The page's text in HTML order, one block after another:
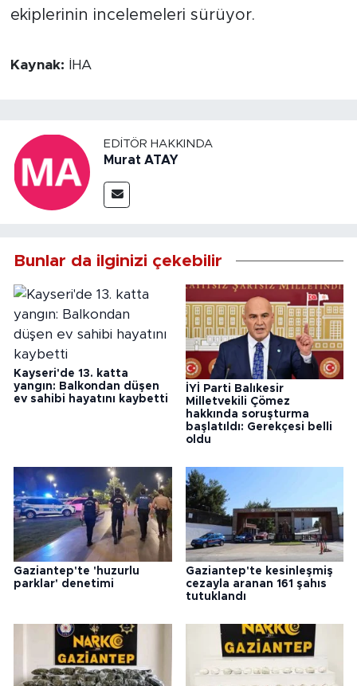
ekiplerinin incelemeleri sürüyor.
Kaynak: İHA
EDITÖR HAKKINDA
Murat ATAY
Bunlar da ilginizi çekebilir
Kayseri'de 13. katta
yangın: Balkondan düşen
ev sahibi hayatını kaybetti
İYİ Parti Balıkesir
Milletvekili Çömez
hakkında soruşturma
başlatıldı: Gerekçesi belli
oldu
Gaziantep'te 'huzurlu
parklar' denetimi
Gaziantep'te kesinleşmiş
cezayla aranan 161 şahıs
tutuklandı